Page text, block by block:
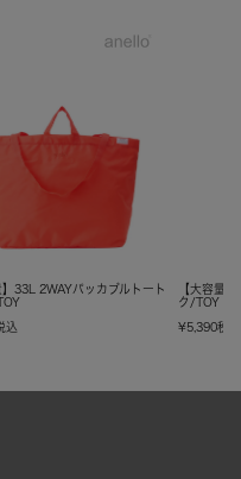
】33L 2WAYパッカブルトート
込
【大容量
ク/TOY
¥5,390税込